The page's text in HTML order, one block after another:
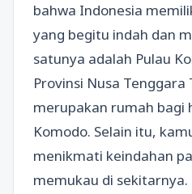
bahwa Indonesia
yang begitu indah dan
satunya adalah Pulau
Provinsi Nusa
merupakan rumah bagi
Komodo. Selain itu,
menikmati keindahan
memukau di sekitarnya.